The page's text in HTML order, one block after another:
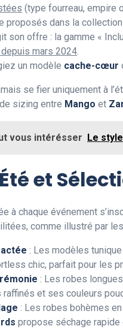
(type fourreau, empire
proposés dans la collection
son offre : la gamme «
depuis mars 2024.
un modèle cache-cœur
se fier uniquement à
sizing entre Mango et
vous intérésser Le
et
à chaque événement
comme illustré par
: Les modèles
chic, parfait pour les
: Les robes
et ses couleurs
: Les robes bohèmes
propose séchage